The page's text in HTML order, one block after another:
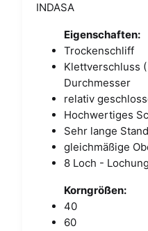
INDASA
Eigenschaften:
Trockenschliff
Klettverschluss
Durchmesser
relativ
Hochwertiges
Sehr lange
gleichmäßige
8 Loch - Lochung
Korngrößen:
40
60